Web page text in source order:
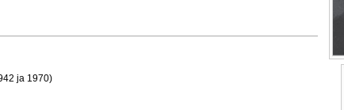
ja 1970)